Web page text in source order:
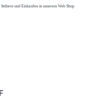
und Einkaufen in unserem Web Shop